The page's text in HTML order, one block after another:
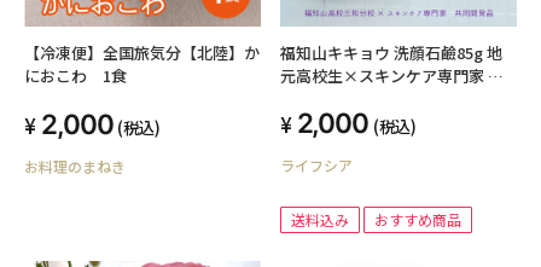
【冷凍便】全国旅気分【北陸】か
におこわ 1食
2,000 (税込)
お料理のまねき
福知山キキョウ 洗顔石鹼85g 地
元高校生×スキンケア専門家 共
2,000 (税込)
ライフシア
送料込み おすすめ商品